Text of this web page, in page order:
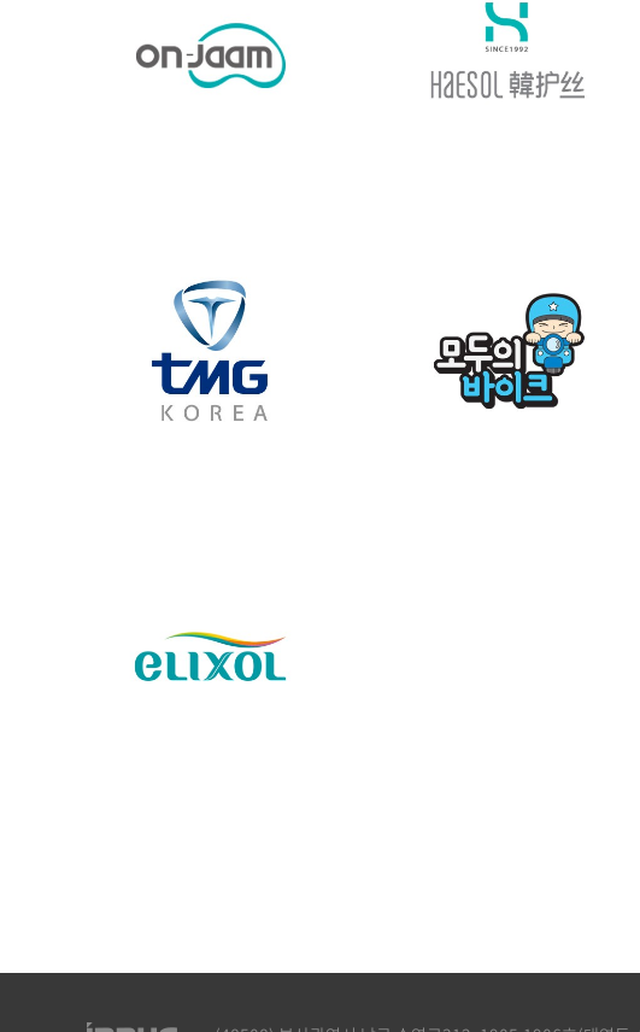
BRAND IDENTITY
ON-JAAM 브랜드 디자
인
BRAND IDENTITY
헤솔 브랜드 디자인
BRAND IDENTITY
TMGKOREA 브랜드 디
자인
BRAND IDENTITY
모두의 바이크 브랜드 디
자인
BRAND IDENTITY
ELIXOL 브랜드 디자인